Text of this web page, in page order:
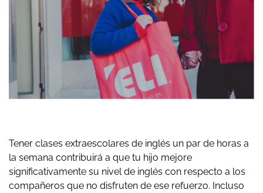
Tener clases extraescolares de inglés un par de horas a
la semana contribuirá a que tu hijo mejore
significativamente su nivel de inglés con respecto a los
compañeros que no disfruten de ese refuerzo. Incluso